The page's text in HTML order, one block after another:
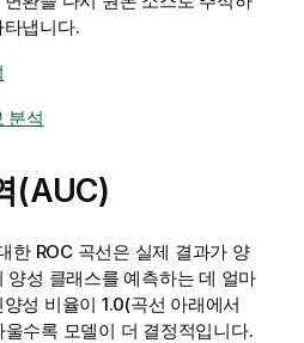
냅니다.
분석
(AUC)
한 ROC 곡선은 실제 결과가 양
양성 클래스를 예측하는 데 얼마
성 비율이 1.0(곡선 아래에서
수록 모델이 더 결정적입니다.